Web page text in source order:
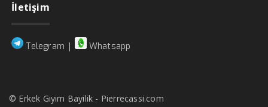
İletişim
Telegram | Whatsapp
© Erkek Giyim Bayilik - Pierrecassi.com